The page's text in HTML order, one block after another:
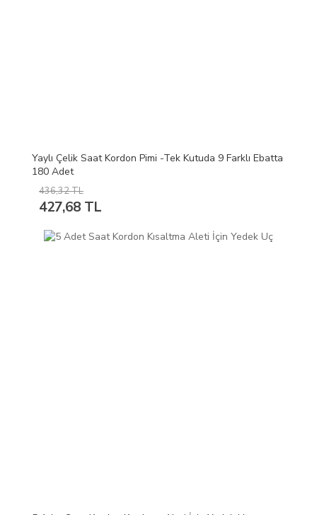
Yaylı Çelik Saat Kordon Pimi -Tek Kutuda 9 Farklı Ebatta
180 Adet
436,32 TL
427,68 TL